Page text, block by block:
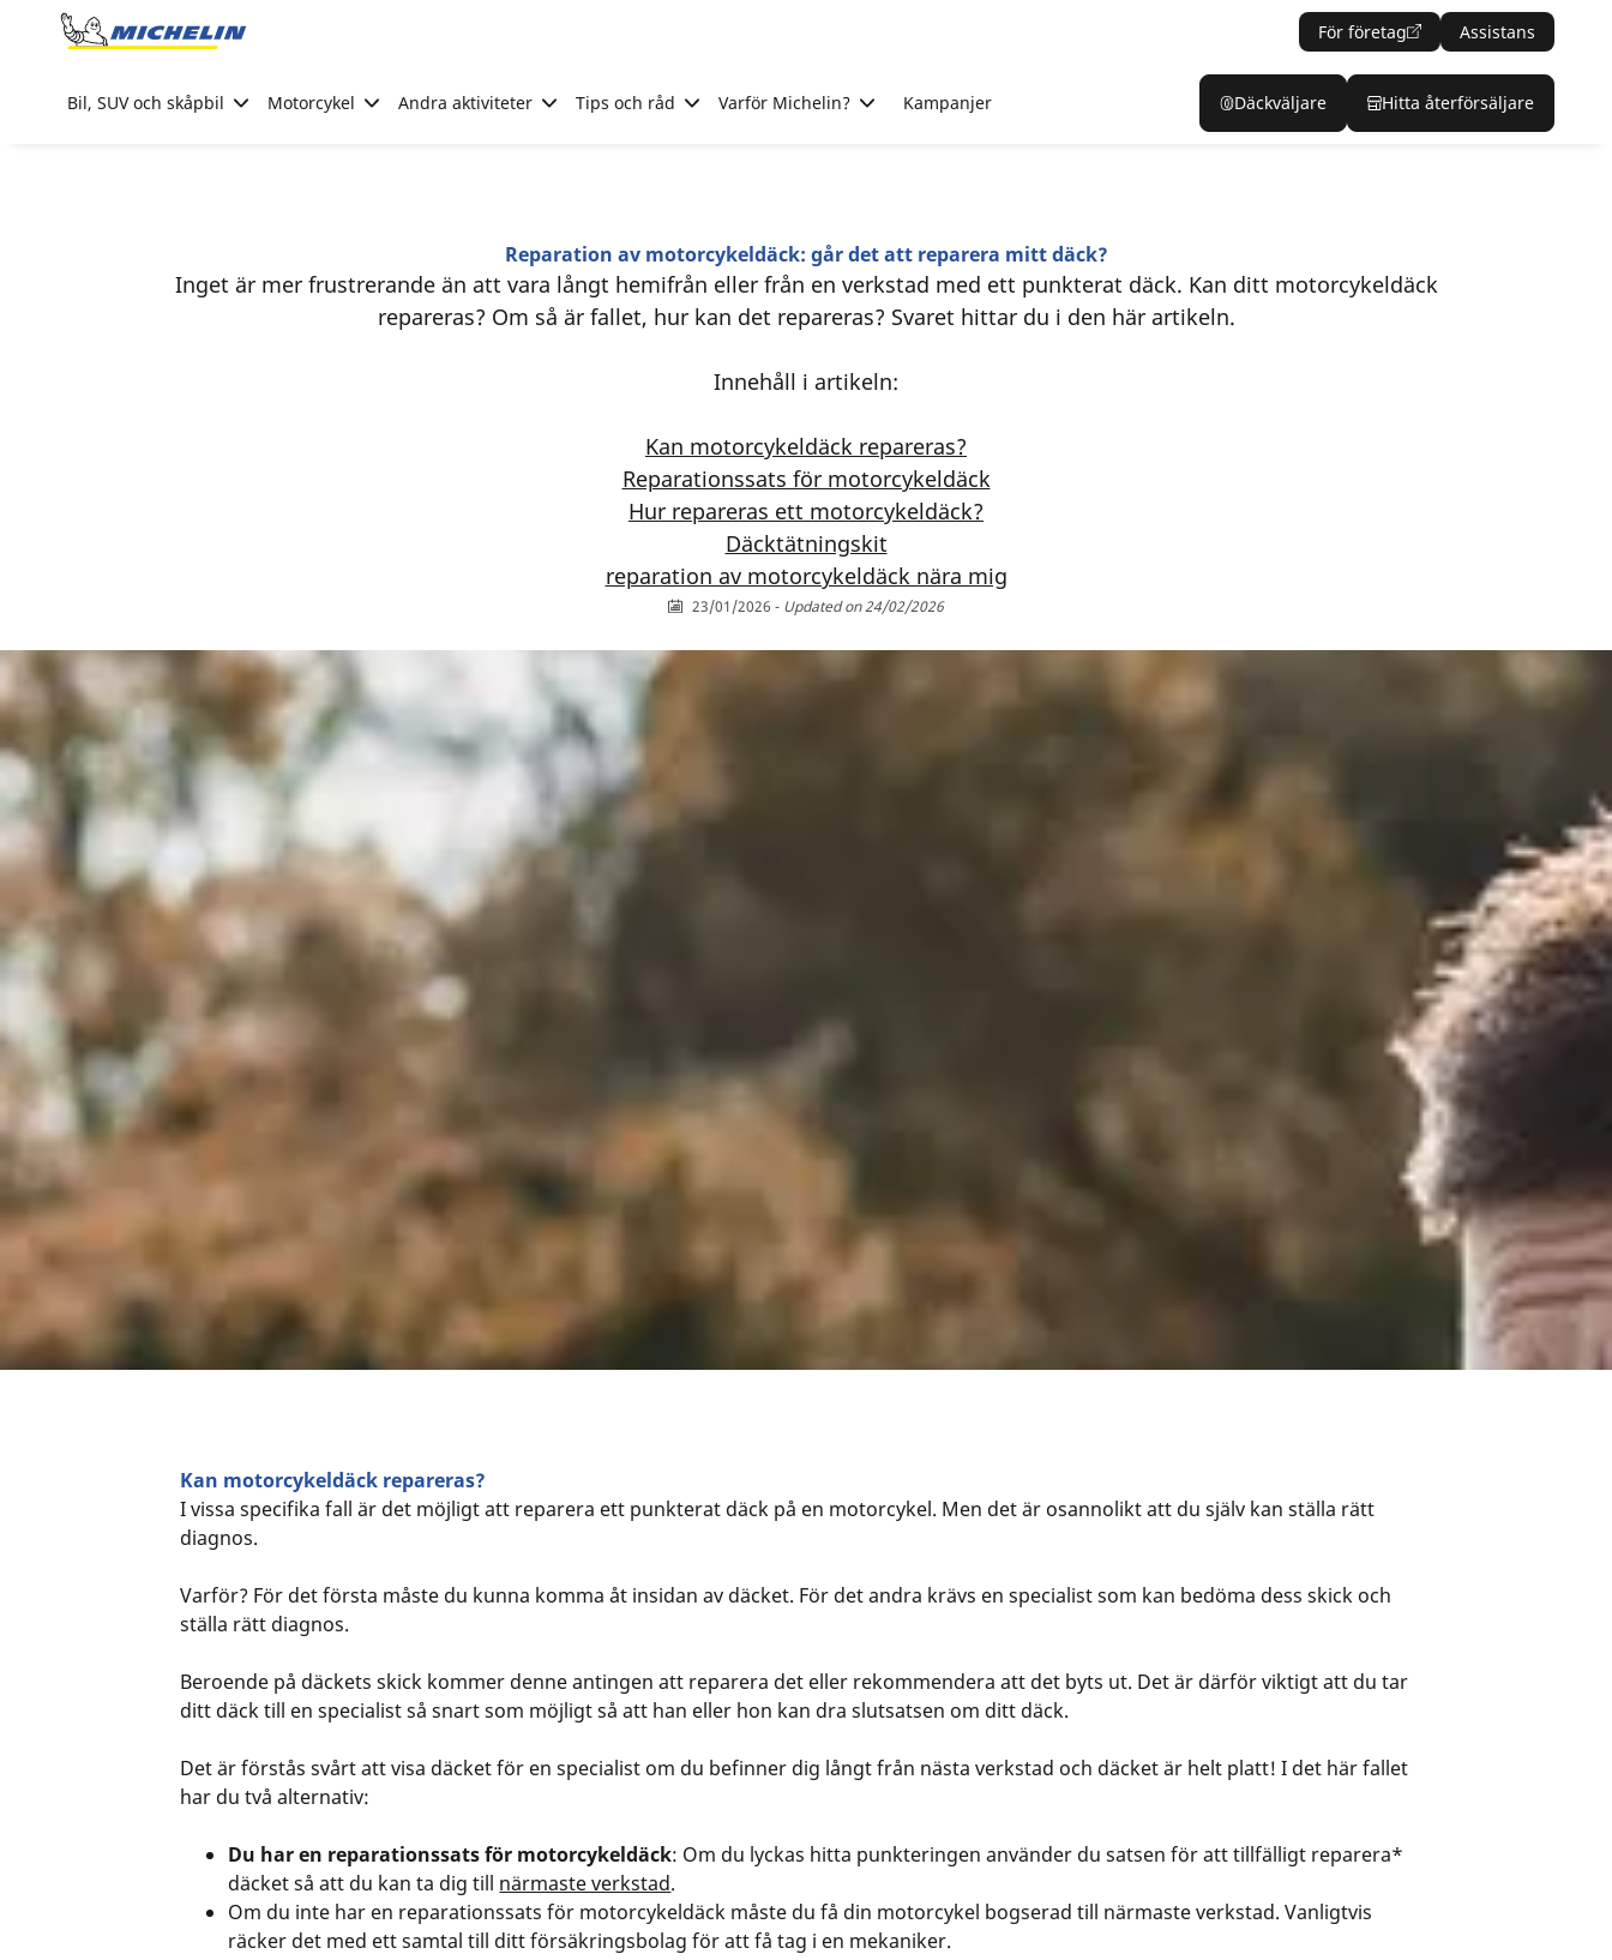
Go to page content
För företag Assistans
Bil, SUV och skåpbil Motorcykel Andra aktiviteter Tips och råd Varför Michelin? Kampanjer Däckväljare Hitta återförsäljare
Reparation av motorcykeldäck: går det att reparera mitt däck?
Inget är mer frustrerande än att vara långt hemifrån eller från en verkstad med ett punkterat däck. Kan ditt motorcykeldäck
repareras? Om så är fallet, hur kan det repareras? Svaret hittar du i den här artikeln.
Innehåll i artikeln:
Kan motorcykeldäck repareras?
Reparationssats för motorcykeldäck
Hur repareras ett motorcykeldäck?
Däcktätningskit
reparation av motorcykeldäck nära mig
23/01/2026 - Updated on 24/02/2026
Kan motorcykeldäck repareras?
I vissa specifika fall är det möjligt att reparera ett punkterat däck på en motorcykel. Men det är osannolikt att du själv kan ställa rätt
diagnos.
Varför? För det första måste du kunna komma åt insidan av däcket. För det andra krävs en specialist som kan bedöma dess skick och
ställa rätt diagnos.
Beroende på däckets skick kommer denne antingen att reparera det eller rekommendera att det byts ut. Det är därför viktigt att du tar
ditt däck till en specialist så snart som möjligt så att han eller hon kan dra slutsatsen om ditt däck.
Det är förstås svårt att visa däcket för en specialist om du befinner dig långt från nästa verkstad och däcket är helt platt! I det här fallet
har du två alternativ:
Du har en reparationssats för motorcykeldäck: Om du lyckas hitta punkteringen använder du satsen för att tillfälligt reparera*
däcket så att du kan ta dig till närmaste verkstad.
Om du inte har en reparationssats för motorcykeldäck måste du få din motorcykel bogserad till närmaste verkstad. Vanligtvis
räcker det med ett samtal till ditt försäkringsbolag för att få tag i en mekaniker.